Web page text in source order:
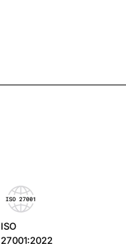
ISO
27001:2022